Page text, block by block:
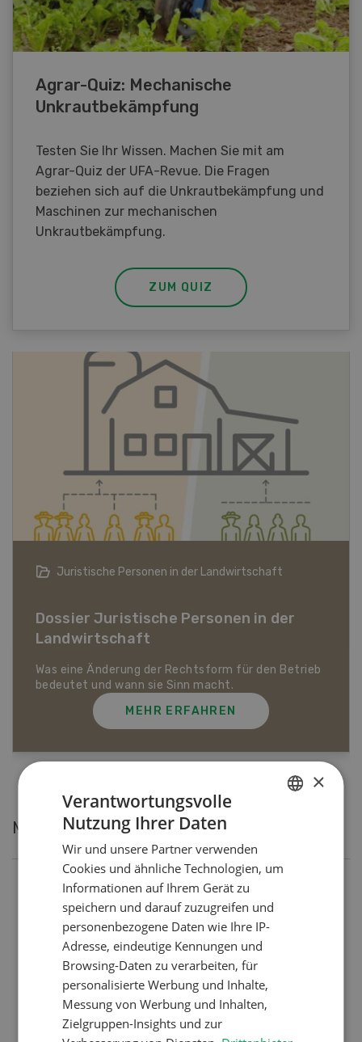
Agrar-Quiz: Mechanische
Unkrautbekämpfung
Testen Sie Ihr Wissen. Machen Sie mit am
Agrar-Quiz der UFA-Revue. Die Fragen
beziehen sich auf die Unkrautbekämpfung und
Maschinen zur mechanischen
Unkrautbekämpfung.
ZUM QUIZ
Bio-Artikel
Dossier Bio-Artikel
MEHR ERFAHREN
Meistgelesene Artikel
Nutztiere
Schweizer Kuhnamen: Liste
von A-Z
Betriebsführung
Ressourcen: Mit Fäusten
×
Verantwortungsvolle
Nutzung Ihrer Daten
Wir und unsere Partner verwenden
Cookies und ähnliche Technologien, um
Informationen auf Ihrem Gerät zu
speichern und darauf zuzugreifen und
personenbezogene Daten wie Ihre IP-
Adresse, eindeutige Kennungen und
Browsing-Daten zu verarbeiten, für
personalisierte Werbung und Inhalte,
Messung von Werbung und Inhalten,
Zielgruppen-Insights und zur